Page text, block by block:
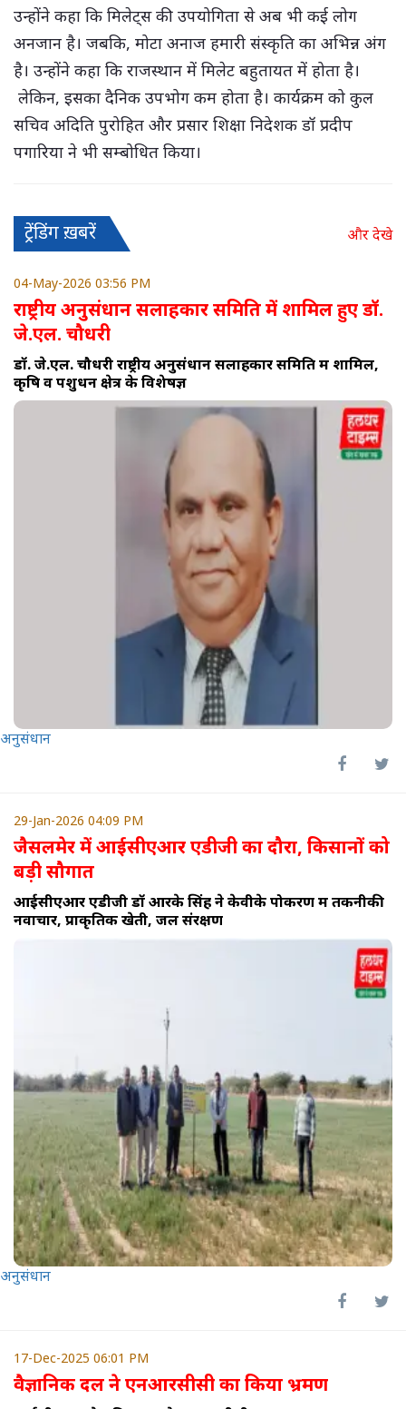
उन्होंने कहा कि मिलेट्स की उपयोगिता से अब भी कई लोग
अनजान है। जबकि, मोटा अनाज हमारी संस्कृति का अभिन्न अंग
है। उन्होंने कहा कि राजस्थान में मिलेट बहुतायत में होता है।
लेकिन, इसका दैनिक उपभोग कम होता है। कार्यक्रम को कुल
सचिव अदिति पुरोहित और प्रसार शिक्षा निदेशक डॉ प्रदीप
पगारिया ने भी सम्बोधित किया।
ट्रेंडिंग ख़बरें और देखे
04-May-2026 03:56 PM
राष्ट्रीय अनुसंधान सलाहकार समिति में शामिल हुए डॉ.
जे.एल. चौधरी
डॉ. जे.एल. चौधरी राष्ट्रीय अनुसंधान सलाहकार समिति में शामिल,
कृषि व पशुधन क्षेत्र के विशेषज्ञ
अनुसंधान
29-Jan-2026 04:09 PM
जैसलमेर में आईसीएआर एडीजी का दौरा, किसानों को
बड़ी सौगात
आईसीएआर एडीजी डॉ आरके सिंह ने केवीके पोकरण में तकनीकी
नवाचार, प्राकृतिक खेती, जल संरक्षण
अनुसंधान
17-Dec-2025 06:01 PM
वैज्ञानिक दल ने एनआरसीसी का किया भ्रमण